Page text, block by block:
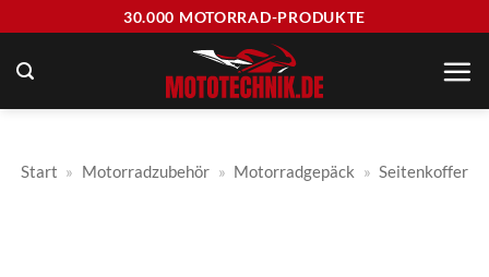
springen
30.000 MOTORRAD-PRODUKTE
Start » Motorradzubehör » Motorradgepäck » Seitenkoffer